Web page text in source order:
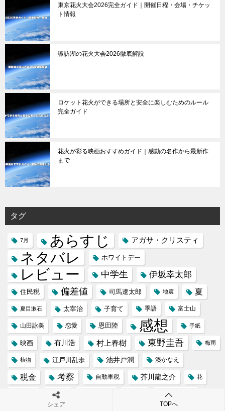
東京花火大会2026完全ガイド｜開催日程・会場・チケッ
ト情報
諏訪湖の花火大会2026徹底解説
ロケット花火ができる場所と安全に楽しむためのルール
完全ガイド
花火が彩る映画おすすめガイド｜感動の名作から最新作
まで
タグ
7月 あらすじ アガサ・クリスティ
ネタバレ ホワイトデー
レビュー 中学生 伊坂幸太郎
住民税 偏差値 司馬遼太郎 地震 夏
夏目漱石 太宰治 子育て 季語 富士山
山田詠美 恋愛 恩田陸 感想 手紙
映画 有川浩 村上春樹 東野圭吾 梅雨
植物 江戸川乱歩 池井戸潤 湊かなえ
税金 考察 自動車税 芥川龍之介 花
花見 辻村深月
シェア TOPへ